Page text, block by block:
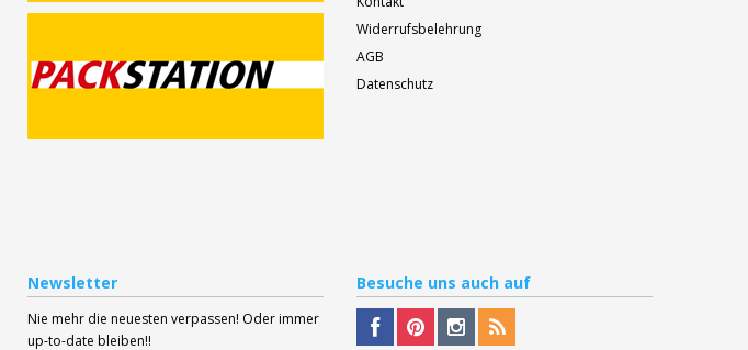
Widerrufsbelehrung
AGB
Datenschutz
Newsletter
Nie mehr die neuesten verpassen! Oder immer
up-to-date bleiben!!
Besuche uns auch auf